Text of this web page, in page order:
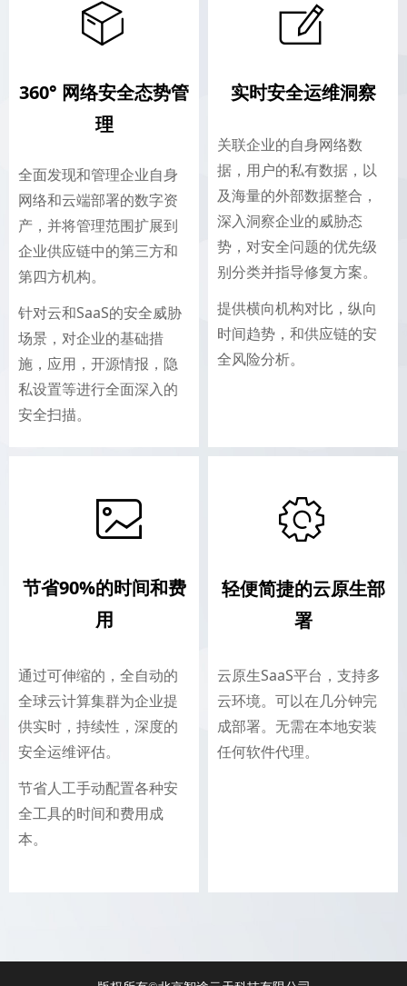
全面发现和管理企业自身
网络和云端部署的数字资
产，并将管理范围扩展到
企业供应链中的第三方和
第四方机构。
针对云和SaaS的安全威胁
场景，对企业的基础措
施，应用，开源情报，隐
私设置等进行全面深入的
安全扫描。
360° 网络安全态势管
理
ꁦ
节省90%的时间和费
用
通过可伸缩的，全自动的
全球云计算集群为企业提
供实时，持续性，深度的
安全运维评估。
节省人工手动配置各种安
全工具的时间和费用成
本。
ꂈ
云原生SaaS平台，支持多
云环境。可以在几分钟完
成部署。无需在本地安装
任何软件代理。
轻便简捷的云原生部
署
ꂉ
关联企业的自身网络数
据，用户的私有数据，以
及海量的外部数据整合，
深入洞察企业的威胁态
势，对安全问题的优先级
别分类并指导修复方案。
提供横向机构对比，纵向
时间趋势，和供应链的安
全风险分析。
实时安全运维洞察
ꂐ